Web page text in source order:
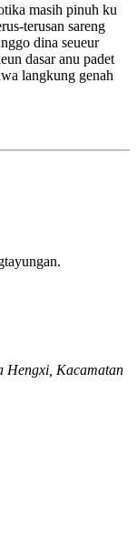
masih pinuh ku
terusan sareng
dina seueur
dasar anu padet
langkung genah
Hengxi, Kacamatan